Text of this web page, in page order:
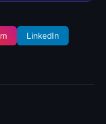
LinkedIn